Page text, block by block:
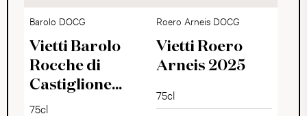
Barolo DOCG
Vietti Barolo
Rocche di
Castiglione
2017
75cl
Roero Arneis DOCG
Vietti Roero
Arneis 2025
75cl